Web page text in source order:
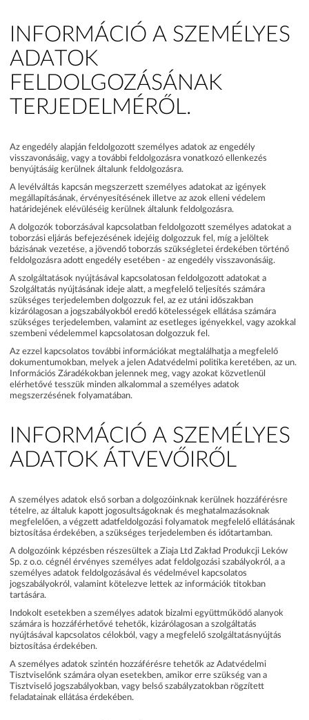
INFORMÁCIÓ A SZEMÉLYES
ADATOK
FELDOLGOZÁSÁNAK
TERJEDELMÉRŐL.
Az engedély alapján feldolgozott személyes adatok az engedély
visszavonásáig, vagy a további feldolgozásra vonatkozó ellenkezés
benyújtásáig kerülnek általunk feldolgozásra.
A levélváltás kapcsán megszerzett személyes adatokat az igények
megállapításának, érvényesítésének illetve az azok elleni védelem
határidejének elévüléséig kerülnek általunk feldolgozásra.
A dolgozók toborzásával kapcsolatban feldolgozott személyes adatokat a
toborzási eljárás befejezésének idejéig dolgozzuk fel, míg a jelöltek
bázisának vezetése, a jövendő toborzás szükségletei érdekében történő
feldolgozásra adott engedély esetében - az engedély visszavonásáig.
A szolgáltatások nyújtásával kapcsolatosan feldolgozott adatokat a
Szolgáltatás nyújtásának ideje alatt, a megfelelő teljesítés számára
szükséges terjedelemben dolgozzuk fel, az ez utáni időszakban
kizárólagosan a jogszabályokból eredő kötelességek ellátása számára
szükséges terjedelemben, valamint az esetleges igényekkel, vagy azokkal
szembeni védelemmel kapcsolatosan dolgozzuk fel.
Az ezzel kapcsolatos további információkat megtalálhatja a megfelelő
dokumentumokban, melyek a jelen Adatvédelmi politika keretében, az un.
Információs Záradékokban jelennek meg, vagy azokat közvetlenül
elérhetővé tesszük minden alkalommal a személyes adatok
megszerzésének folyamatában.
INFORMÁCIÓ A SZEMÉLYES
ADATOK ÁTVEVŐIRŐL
A személyes adatok első sorban a dolgozóinknak kerülnek hozzáférésre
tételre, az általuk kapott jogosultságoknak és meghatalmazásoknak
megfelelően, a végzett adatfeldolgozási folyamatok megfelelő ellátásának
biztosítása érdekében, a szükséges terjedelemben és időtartamban.
A dolgozóink képzésben részesültek a Ziaja Ltd Zakład Produkcji Leków
Sp. z o.o. cégnél érvényes személyes adat feldolgozási szabályokról, a a
személyes adatok feldolgozásával és védelmével kapcsolatos
jogszabályokról, valamint kötelezve lettek az információk titokban
tartására.
Indokolt esetekben a személyes adatok bizalmi együttműködő alanyok
számára is hozzáférhetővé tehetők, kizárólagosan a szolgáltatás
nyújtásával kapcsolatos célokból, vagy a megfelelő szolgáltatásnyújtás
biztosítása érdekében.
A személyes adatok szintén hozzáférésre tehetők az Adatvédelmi
Tisztviselőnk számára olyan esetekben, amikor erre szükség van a
Tisztviselő jogszabályokban, vagy belső szabályzatokban rögzített
feladatainak ellátása érdekében.